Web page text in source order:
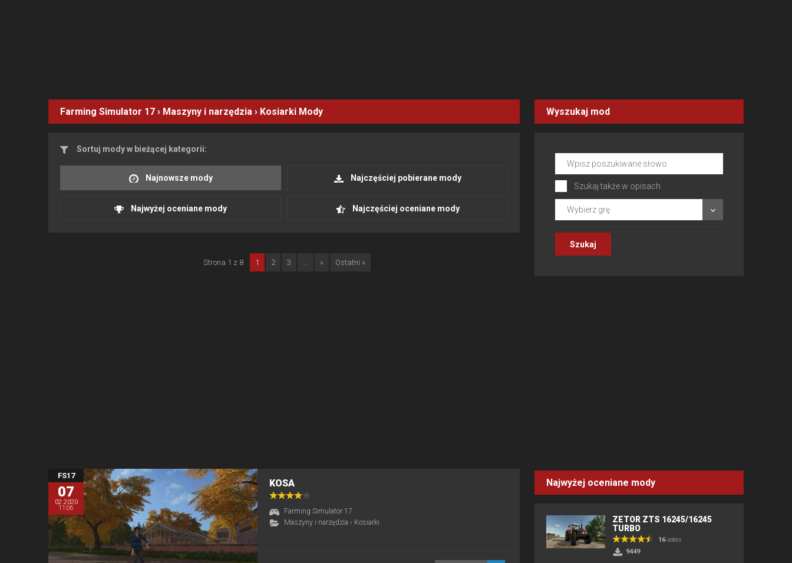
Farming Simulator 17 › Maszyny i narzędzia › Kosiarki Mody
Sortuj mody w bieżącej kategorii:
Najnowsze mody Najczęściej pobierane mody
Najwyżej oceniane mody Najczęściej oceniane mody
Strona 1 z 8 1 2 3 ... » Ostatni »
FS17
07
02.2020
11:06
KOSA
Farming Simulator 17
Maszyny i narzędzia › Kosiarki
Wyszukaj mod
Szukaj także w opisach
Wybierz grę
Najwyżej oceniane mody
ZETOR ZTS 16245/16245
TURBO
16votes
9449